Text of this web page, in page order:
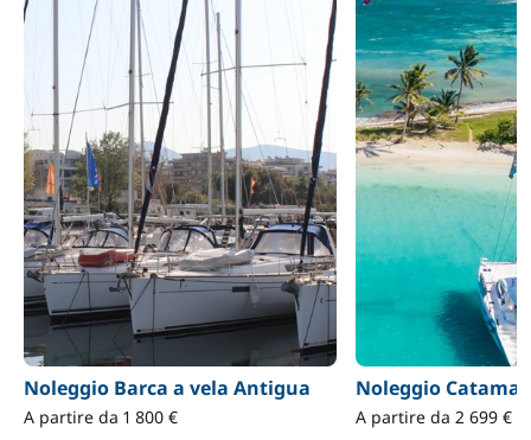
Noleggio Barca a vela Antigua
A partire da 1 800 €
Noleggio
A partire da 2 699 €